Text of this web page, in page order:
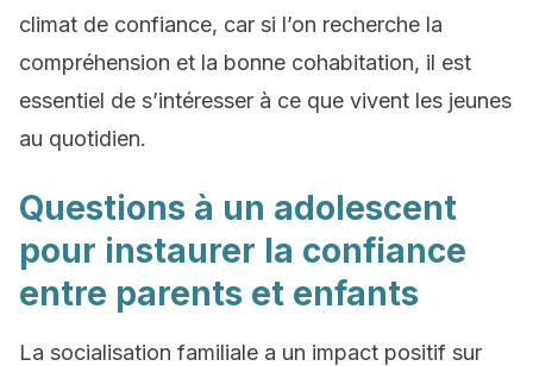
climat de confiance, car si l’on recherche la
compréhension et la bonne cohabitation, il est
essentiel de s’intéresser à ce que vivent les jeunes
au quotidien.
Questions à un adolescent
pour instaurer la confiance
entre parents et enfants
La socialisation familiale a un impact positif sur